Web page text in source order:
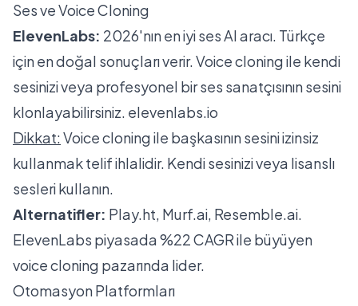
Ses ve Voice Cloning
ElevenLabs: 2026'nın en iyi ses AI aracı. Türkçe
için en doğal sonuçları verir. Voice cloning ile kendi
sesinizi veya profesyonel bir ses sanatçısının sesini
klonlayabilirsiniz. elevenlabs.io
Dikkat:Voice cloning ile başkasının sesini izinsiz
kullanmak telif ihlalidir. Kendi sesinizi veya lisanslı
sesleri kullanın.
Alternatifler: Play.ht, Murf.ai, Resemble.ai.
ElevenLabs piyasada %22 CAGR ile büyüyen
voice cloning pazarında lider.
Otomasyon Platformları